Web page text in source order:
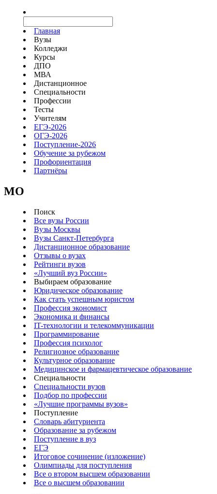
Главная
Вузы
Колледжи
Курсы
ДПО
МВА
Дистанционное
Специальности
Профессии
Тесты
Учителям
ЕГЭ-2026
ОГЭ-2026
Поступление-2026
Обучение за рубежом
Профориентация
Партнёры
MO
Поиск
Все вузы России
Вузы Москвы
Вузы Санкт-Петербурга
Дистанционное образование
Отзывы о вузах
Рейтинги вузов
«Лучший вуз России»
Выбираем образование
Юридическое образование
Как стать успешным юристом
Профессия экономист
Экономика и финансы
IT-технологии и телекоммуникации
Программирование
Профессия психолог
Религиозное образование
Культурное образование
Медицинское и фармацевтическое образование
Специальности
Специальности вузов
Подбор по профессии
«Лучшие программы вузов»
Поступление
Словарь абитуриента
Образование за рубежом
Поступление в вуз
ЕГЭ
Итоговое сочинение (изложение)
Олимпиады для поступления
Все о втором высшем образовании
Все о высшем образовании